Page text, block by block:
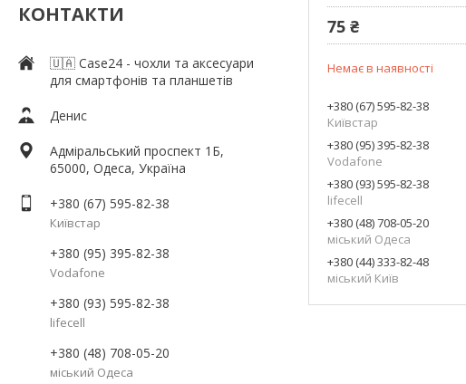
КОНТАКТИ
🇺🇦 Case24 - чохли та аксесуари
для смартфонів та планшетів
Денис
Адміральський проспект 1Б,
65000, Одеса, Україна
+380 (67) 595-82-38
Київстар
+380 (95) 395-82-38
Vodafone
+380 (93) 595-82-38
lifecell
+380 (48) 708-05-20
міський Одеса
75 ₴
Немає в наявності
+380 (67) 595-82-38
Київстар
+380 (95) 395-82-38
Vodafone
+380 (93) 595-82-38
lifecell
+380 (48) 708-05-20
міський Одеса
+380 (44) 333-82-48
міський Київ